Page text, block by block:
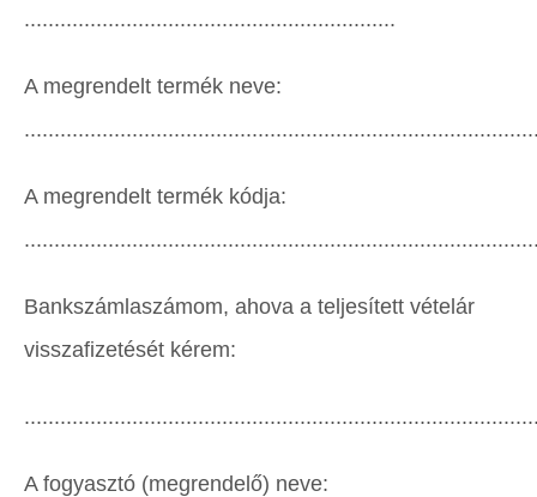
..............................................................
A megrendelt termék neve:
A megrendelt termék kódja:
Bankszámlaszámom, ahova a teljesített vételár
visszafizetését kérem:
A fogyasztó (megrendelő) neve: